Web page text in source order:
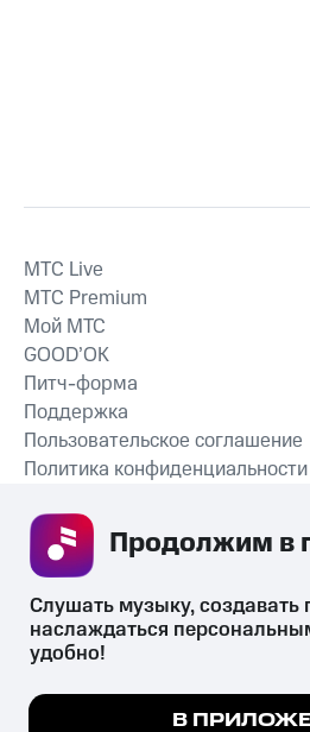
СКАЧАТЬ
MTС Live
MTС Premium
Мой МТС
GOOD’OK
Питч-форма
Поддержка
Пользовательское соглашение
Политика конфиденциальности
психотропных веществ, их аналогов
их незаконный оборот запрещён и
Мы используем куки, чтобы
Слушать музыку, создавать
наслаждаться
удобно!
В